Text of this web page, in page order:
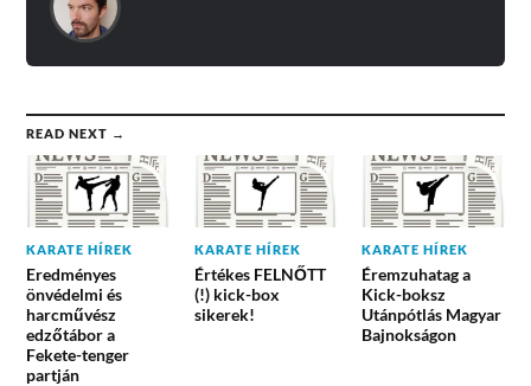
READ NEXT →
KARATE HÍREK
Eredményes
önvédelmi és
harcművész
edzőtábor a
Fekete-tenger
partján
KARATE HÍREK
Értékes FELNŐTT
(!) kick-box
sikerek!
KARATE HÍREK
Éremzuhatag a
Kick-boksz
Utánpótlás Magyar
Bajnokságon